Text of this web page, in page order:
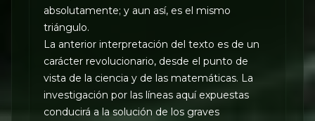
absolutamente; y aun así, es el mismo
triángulo.
La anterior interpretación del texto es de un
carácter revolucionario, desde el punto de
vista de la ciencia y de las matemáticas. La
investigación por las líneas aquí expuestas
conducirá a la solución de los graves